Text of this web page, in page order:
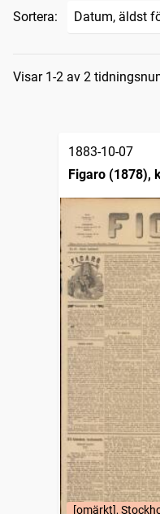
Sortera:
Visar 1-2 av 2
1883-10-07
Figaro (1878),
[omärkt],